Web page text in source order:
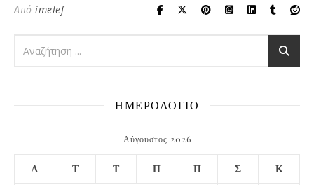
Από imelef
ΗΜΕΡΟΛΟΓΙΟ
Αύγουστος 2026
Δ Τ Τ Π Π Σ Κ